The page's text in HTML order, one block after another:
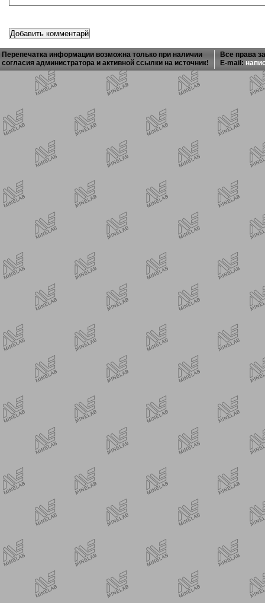
Перепечатка информации возможна только при наличии
согласия администратора и активной ссылки на источник!
Все права
E-mail: